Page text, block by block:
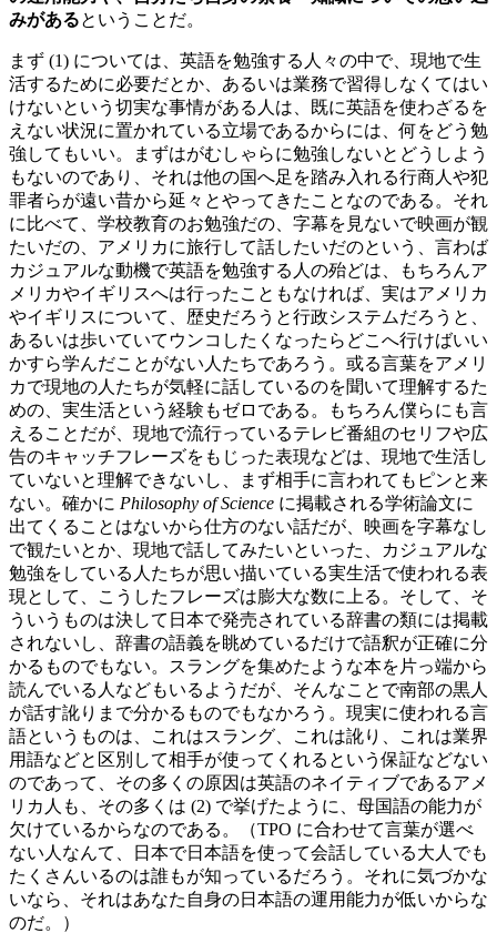
みがあるということだ。
まず (1) については、英語を勉強する人々の中で、現地で生
活するために必要だとか、あるいは業務で習得しなくてはい
けないという切実な事情がある人は、既に英語を使わざるを
えない状況に置かれている立場であるからには、何をどう勉
強してもいい。まずはがむしゃらに勉強しないとどうしよう
もないのであり、それは他の国へ足を踏み入れる行商人や犯
罪者らが遠い昔から延々とやってきたことなのである。それ
に比べて、学校教育のお勉強だの、字幕を見ないで映画が観
たいだの、アメリカに旅行して話したいだのという、言わば
カジュアルな動機で英語を勉強する人の殆どは、もちろんア
メリカやイギリスへは行ったこともなければ、実はアメリカ
やイギリスについて、歴史だろうと行政システムだろうと、
あるいは歩いていてウンコしたくなったらどこへ行けばいい
かすら学んだことがない人たちであろう。或る言葉をアメリ
カで現地の人たちが気軽に話しているのを聞いて理解するた
めの、実生活という経験もゼロである。もちろん僕らにも言
えることだが、現地で流行っているテレビ番組のセリフや広
告のキャッチフレーズをもじった表現などは、現地で生活し
ていないと理解できないし、まず相手に言われてもピンと来
ない。確かに Philosophy of Science に掲載される学術論文に
出てくることはないから仕方のない話だが、映画を字幕なし
で観たいとか、現地で話してみたいといった、カジュアルな
勉強をしている人たちが思い描いている実生活で使われる表
現として、こうしたフレーズは膨大な数に上る。そして、そ
ういうものは決して日本で発売されている辞書の類には掲載
されないし、辞書の語義を眺めているだけで語釈が正確に分
かるものでもない。スラングを集めたような本を片っ端から
読んでいる人などもいるようだが、そんなことで南部の黒人
が話す訛りまで分かるものでもなかろう。現実に使われる言
語というものは、これはスラング、これは訛り、これは業界
用語などと区別して相手が使ってくれるという保証などない
のであって、その多くの原因は英語のネイティブであるアメ
リカ人も、その多くは (2) で挙げたように、母国語の能力が
欠けているからなのである。（TPO に合わせて言葉が選べ
ない人なんて、日本で日本語を使って会話している大人でも
たくさんいるのは誰もが知っているだろう。それに気づかな
いなら、それはあなた自身の日本語の運用能力が低いからな
のだ。）